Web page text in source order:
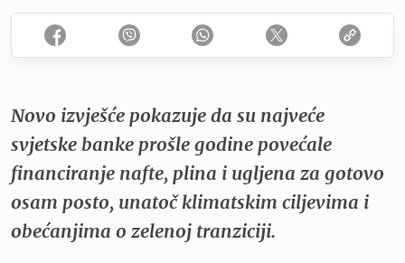
Novo izvješće pokazuje da su najveće
svjetske banke prošle godine povećale
financiranje nafte, plina i ugljena za gotovo
osam posto, unatoč klimatskim ciljevima i
obećanjima o zelenoj tranziciji.